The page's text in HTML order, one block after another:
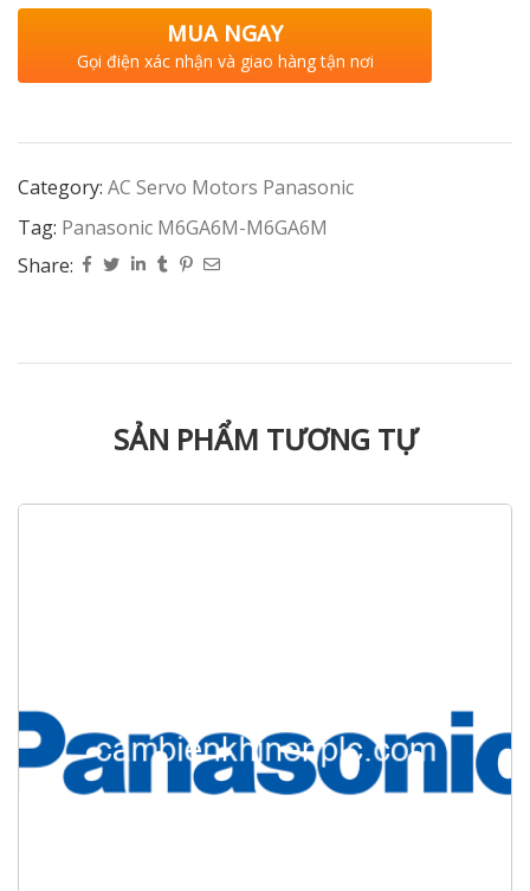
MUA NGAY
Gọi điện xác nhận và giao hàng tận nơi
Category: AC Servo Motors Panasonic
Tag: Panasonic M6GA6M-M6GA6M
Share:
SẢN PHẨM TƯƠNG TỰ